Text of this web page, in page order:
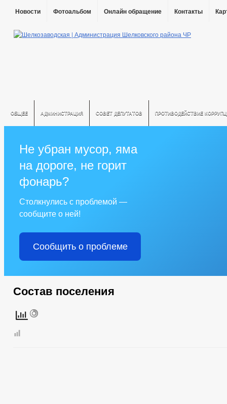
Новости Фотоальбом Онлайн обращение Контакты
ОБЩЕЕ АДМИНИСТРАЦИЯ СОВЕТ ДЕПУТАТОВ ПРОТИВОДЕЙСТВИЕ
Не убран мусор, яма
на дороге, не горит
фонарь?
Столкнулись с проблемой —
сообщите о ней!
Сообщить о проблеме
Состав поселения